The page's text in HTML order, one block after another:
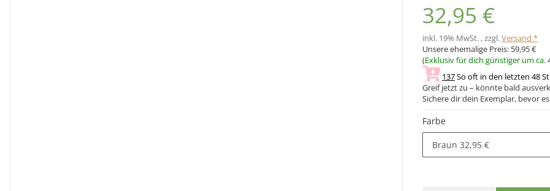
32,95 €
inkl. 19% MwSt. , zzgl.Versand *
Unsere ehemalige Preis: 59,95 €
(Exklusiv für dich günstiger um ca.
137So oft in den letzten 48
Greif jetzt zu – könnte bald
Sichere dir dein Exemplar, bevor
Farbe
Braun 32,95 €